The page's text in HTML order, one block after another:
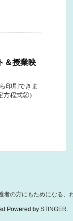
＆授業映
印刷できま
程式②）
の方にもためになる、
Powered by STINGER.